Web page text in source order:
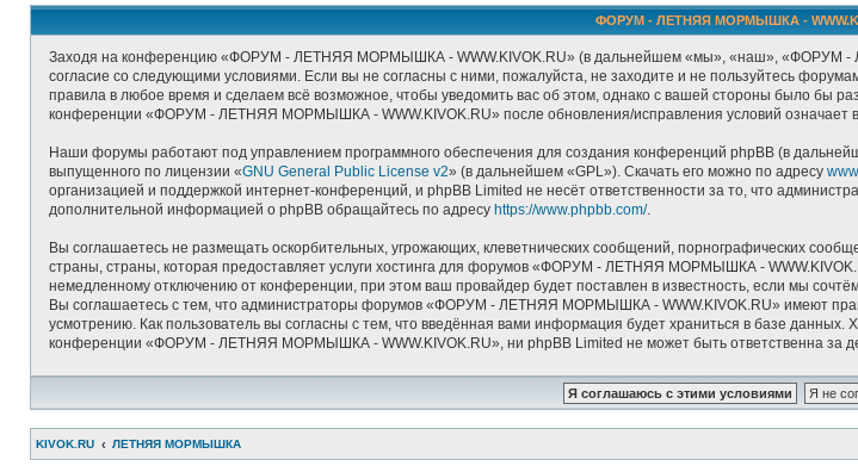
ФОРУМ - ЛЕТНЯЯ МОРМЫШКА -
Заходя на конференцию «ФОРУМ - ЛЕТНЯЯ МОРМЫШКА - WWW.KIVOK.RU» (в дальнейшем «мы», «наш», «ФОРУМ -
согласие со следующими условиями. Если вы не согласны с ними, пожалуйста, не заходите и не пользуйтесь
правила в любое время и сделаем всё возможное, чтобы уведомить вас об этом, однако с вашей стороны было бы
конференции «ФОРУМ - ЛЕТНЯЯ МОРМЫШКА - WWW.KIVOK.RU» после обновления/исправления условий означает
Наши форумы работают под управлением программного обеспечения для создания конференций phpBB (в
выпущенного по лицензии «GNU General Public License v2» (в дальнейшем «GPL»). Скачать его можно по адресу
организацией и поддержкой интернет-конференций, и phpBB Limited не несёт ответственности за то, что
дополнительной информацией о phpBB обращайтесь по адресу https://www.phpbb.com/.
Вы соглашаетесь не размещать оскорбительных, угрожающих, клеветнических сообщений, порнографических
страны, страны, которая предоставляет услуги хостинга для форумов «ФОРУМ - ЛЕТНЯЯ МОРМЫШКА -
немедленному отключению от конференции, при этом ваш провайдер будет поставлен в известность, если мы
Вы соглашаетесь с тем, что администраторы форумов «ФОРУМ - ЛЕТНЯЯ МОРМЫШКА - WWW.KIVOK.RU» имеют
усмотрению. Как пользователь вы согласны с тем, что введённая вами информация будет храниться в базе
конференции «ФОРУМ - ЛЕТНЯЯ МОРМЫШКА - WWW.KIVOK.RU», ни phpBB Limited не может быть ответственна за
KIVOK.RU ЛЕТНЯЯ МОРМЫШКА